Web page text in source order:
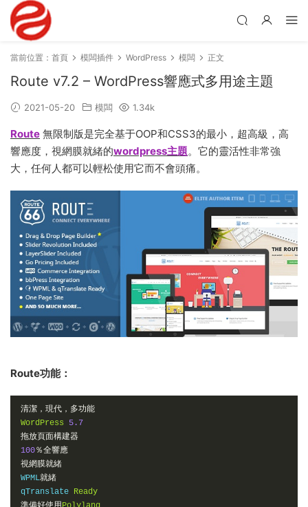
當前位置： 首頁 模闆插件 WordPress 模闆 正文
Route v7.2 – WordPress響應式多用途主題
2021-05-20 模闆 1.34k
Route 無限制版是完全基于OOP和CSS3的最小，超高級，高
響應度，視網膜就緒的wordpress主題。它的靈活性非常強
大，任何人都可以輕松使用它而不會頭痛。
Route功能：
清潔，現代，多功能
WordPress
5.7
拖放頁面構建器
100％全響應
視網膜就緒
WPML就緒
qTranslate Ready